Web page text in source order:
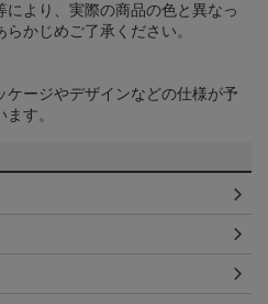
より、実際の商品の色と異なっ
かじめご了承ください。
ージやデザインなどの仕様が予
す。